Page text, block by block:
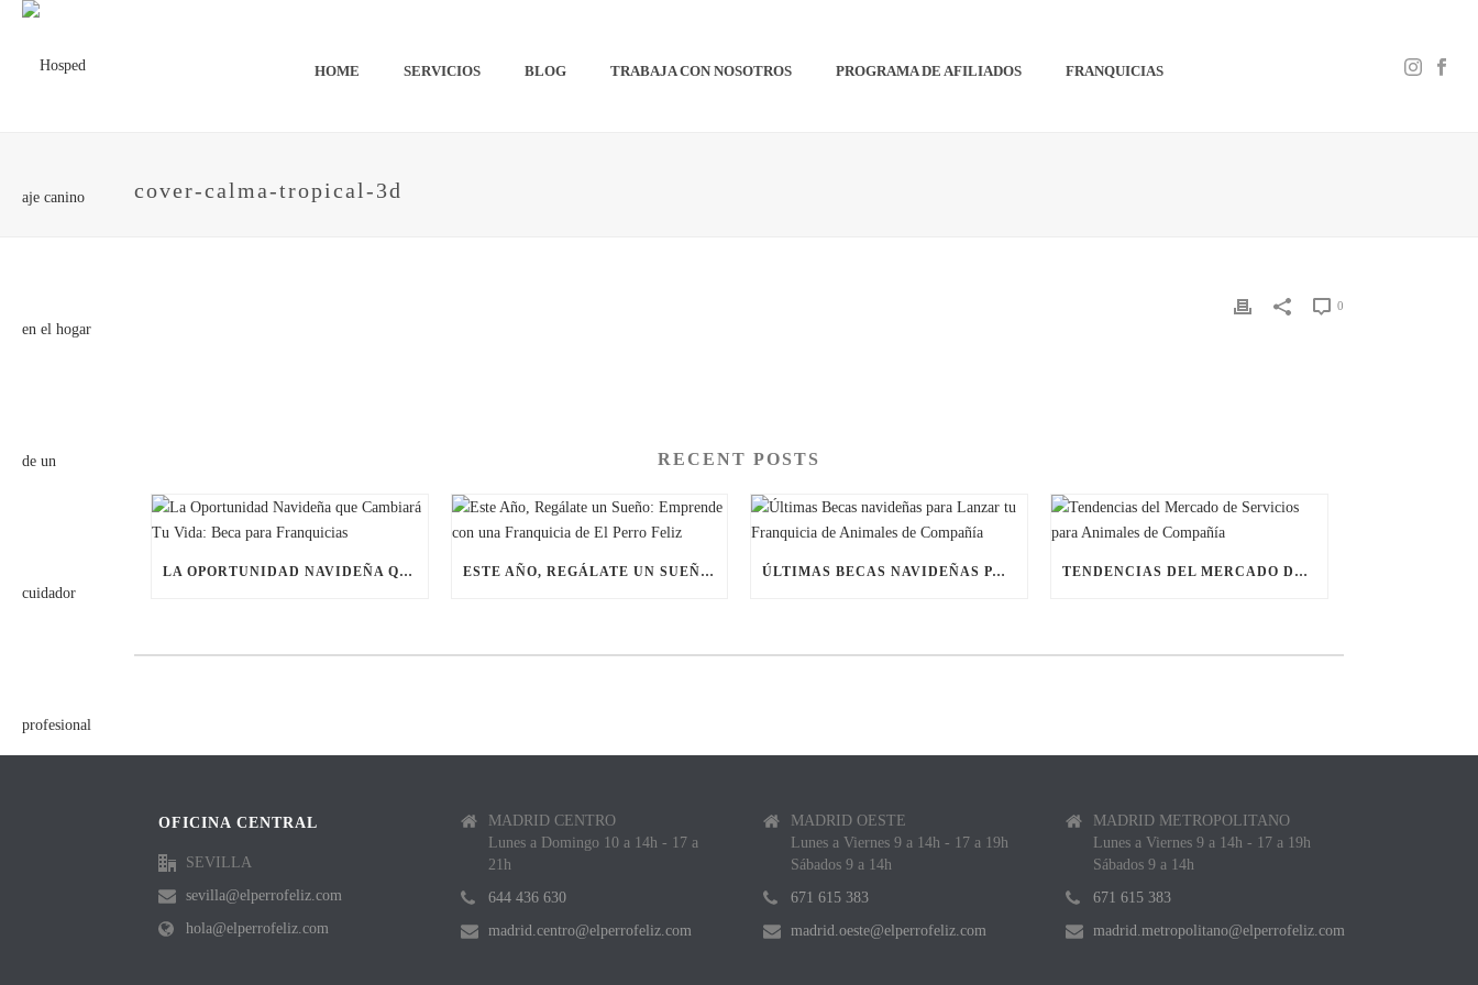
HOME SERVICIOS BLOG TRABAJA CON NOSOTROS PROGRAMA DE AFILIADOS FRANQUICIAS
cover-calma-tropical-3d
0
RECENT POSTS
LA OPORTUNIDAD NAVIDEÑA QUE CAMBIARÁ TU VIDA: BECA PARA FRANQUICIAS ESTE AÑO, REGÁLATE UN SUEÑO: EMPRENDE CON UNA FRANQUICIA DE EL PERRO FELIZ ÚLTIMAS BECAS NAVIDEÑAS PARA LANZAR TU FRANQUICIA DE ANIMALES DE COMPAÑÍA TENDENCIAS DEL MERCADO DE SERVICIOS PARA ANIMALES DE COMPAÑÍA
OFICINA CENTRAL
SEVILLA
sevilla@elperrofeliz.com
hola@elperrofeliz.com
MADRID CENTRO
Lunes a Domingo 10 a 14h - 17 a
21h
644 436 630
madrid.centro@elperrofeliz.com
MADRID OESTE
Lunes a Viernes 9 a 14h - 17 a 19h
Sábados 9 a 14h
671 615 383
madrid.oeste@elperrofeliz.com
MADRID METROPOLITANO
Lunes a Viernes 9 a 14h - 17 a 19h
Sábados 9 a 14h
671 615 383
madrid.metropolitano@elperrofeliz.com